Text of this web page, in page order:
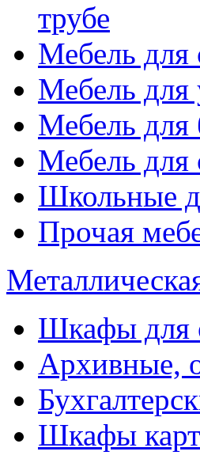
трубе
Мебель для
Мебель для
Мебель для
Мебель для
Школьные
Прочая
Шкафы для
Архивные,
Шкафы